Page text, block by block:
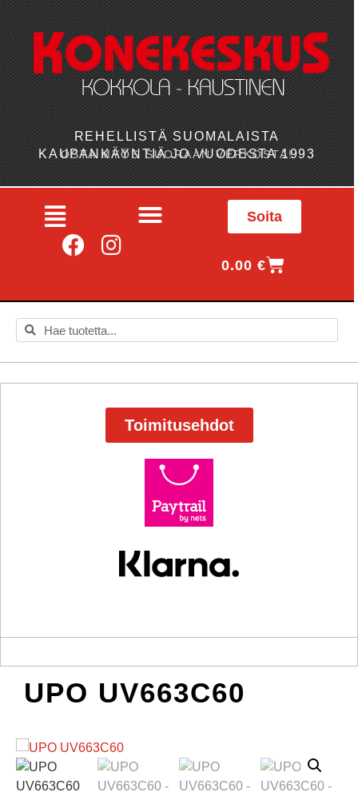
REHELLISTÄ SUOMALAISTA
KAUPANKÄYNTIÄ JO VUODESTA 1993
OSTA MYÖS SUORAAN VERKOSTA!
Soita
0.00€
Toimitusehdot
UPO UV663C60